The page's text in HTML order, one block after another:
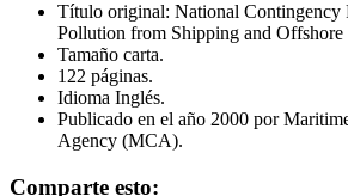
Título original: National Contingency
Pollution from Shipping and Offshore
Tamaño carta.
122 páginas.
Idioma Inglés.
Publicado en el año 2000 por
Agency (MCA).
Comparte esto: